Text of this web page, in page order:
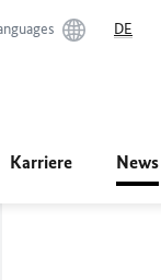
DE
Karriere News